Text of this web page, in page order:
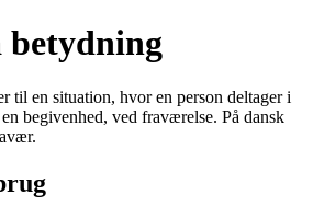
betydning
til en situation, hvor en person deltager i
begivenhed, ved fraværelse. På dansk